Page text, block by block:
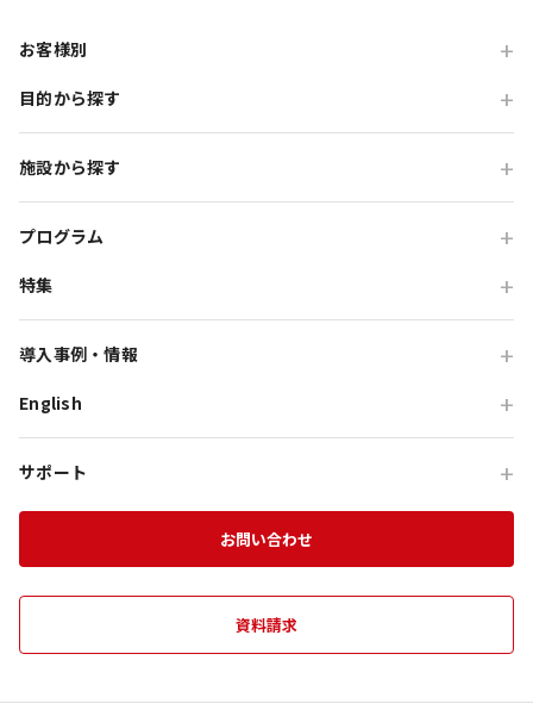
お客様別
旅行会社の方
自治体・行政の方
目的から探す
研修・チームビルディング
インセンティブ・ご招待
高付加価値観光
貸切・イベント会場利用
教育旅行
施設から探す
オーシャンテラス
青海波
HELLO KITTY SMILE
HELLO KITTY SHOW BOX
農家レストラン 陽・燦燦
禅坊 靖寧
望楼 青海波
プログラム
団体体験プログラム
団体貸切プログラム
団体食事プログラム
団体教育プログラム
特集
チームビルディング特集
インセンティブ旅行特集
エンターテインメント特集
導入事例・情報
旅行会社向け事例
English
サポート
淡路島の魅力
団体プログラムカタログ
お問い合わせ
資料請求